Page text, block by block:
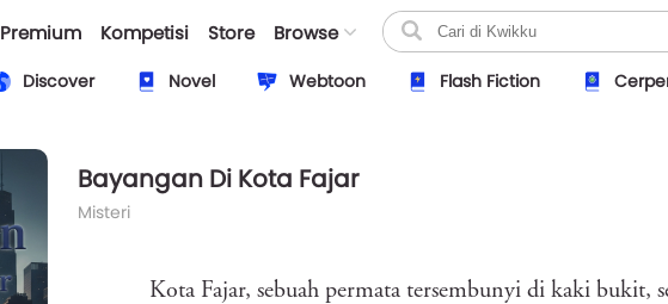
Premium Kompetisi Store Browse
Discover Novel Webtoon Flash Fiction
Bayangan Di Kota Fajar
Misteri
Kota Fajar, sebuah permata tersembunyi di kaki bukit,